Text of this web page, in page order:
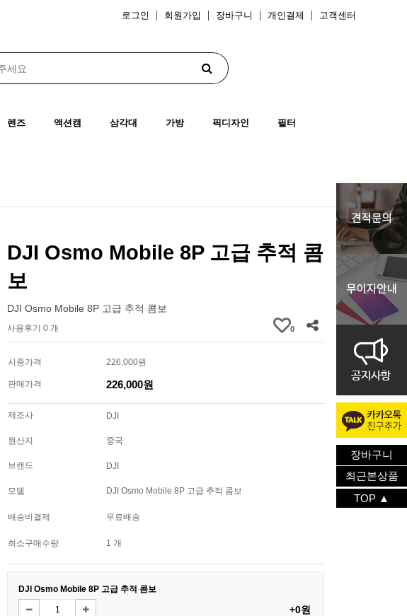
로그인 회원가입 장바구니 개인결제 고객센터
렌즈 액션캠 삼각대 가방 픽디자인 필터
장바구니
최근본상품
TOP ▲
DJI Osmo Mobile 8P 고급 추적 콤
보
DJI Osmo Mobile 8P 고급 추적 콤보
사용후기 0 개 0
시중가격 226,000원
판매가격 226,000원
제조사 DJI
원산지 중국
브랜드 DJI
모델 DJI Osmo Mobile 8P 고급 추적 콤보
배송비결제 무료배송
최소구매수량 1 개
DJI Osmo Mobile 8P 고급 추적 콤보
+0원